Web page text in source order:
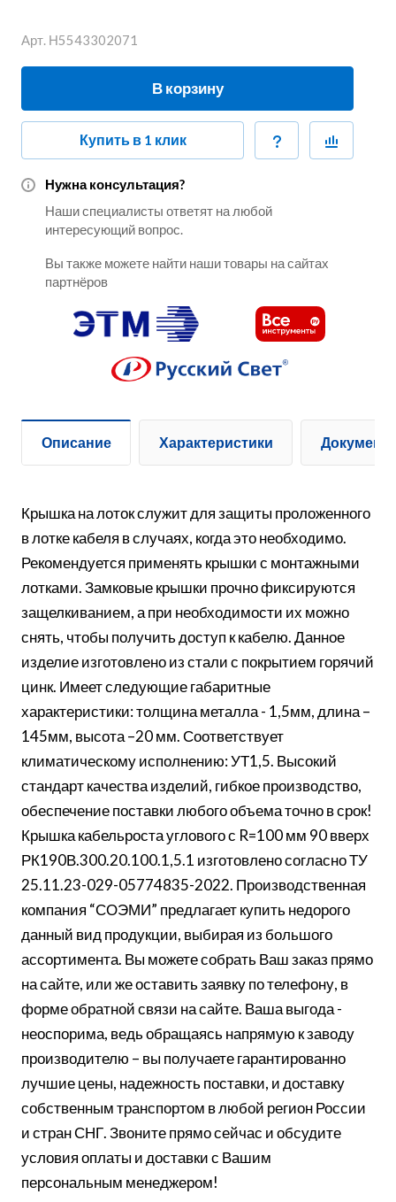
Арт. Н5543302071
В корзину
Купить в 1 клик
Нужна консультация?
Наши специалисты ответят на любой
интересующий вопрос.
Вы также можете найти наши товары на сайтах
партнёров
Описание Характеристики
Крышка на лоток служит для защиты проложенного
в лотке кабеля в случаях, когда это необходимо.
Рекомендуется применять крышки с монтажными
лотками. Замковые крышки прочно фиксируются
защелкиванием, а при необходимости их можно
снять, чтобы получить доступ к кабелю. Данное
изделие изготовлено из стали с покрытием горячий
цинк. Имеет следующие габаритные
характеристики: толщина металла - 1,5мм, длина –
145мм, высота –20 мм. Соответствует
климатическому исполнению: УТ1,5. Высокий
стандарт качества изделий, гибкое производство,
обеспечение поставки любого объема точно в срок!
Крышка кабельроста углового с R=100 мм 90 вверх
РК190В.300.20.100.1,5.1 изготовлено согласно ТУ
25.11.23-029-05774835-2022. Производственная
компания “СОЭМИ” предлагает купить недорого
данный вид продукции, выбирая из большого
ассортимента. Вы можете собрать Ваш заказ прямо
на сайте, или же оставить заявку по телефону, в
форме обратной связи на сайте. Ваша выгода -
неоспорима, ведь обращаясь напрямую к заводу
производителю – вы получаете гарантированно
лучшие цены, надежность поставки, и доставку
собственным транспортом в любой регион России
и стран СНГ. Звоните прямо сейчас и обсудите
условия оплаты и доставки с Вашим
персональным менеджером!